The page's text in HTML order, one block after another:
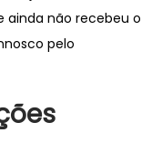
ainda não recebeu o
pelo